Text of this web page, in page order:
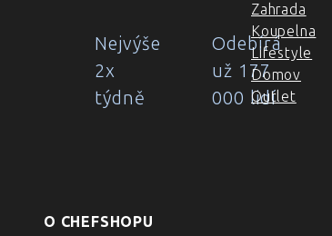
Nejvýše
2x
týdně
Odebírá
už 177
000 lidí
Zahrada
Koupelna
Lifestyle
Domov
Outlet
O CHEFSHOPU